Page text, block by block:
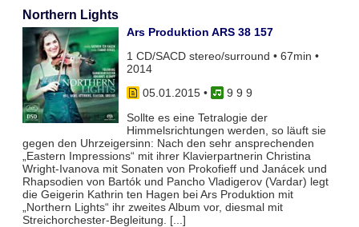
Northern Lights
Ars Produktion ARS 38 157
1 CD/SACD stereo/surround • 67min •
2014
05.01.2015•
9 9 9
Sollte es eine Tetralogie der
Himmelsrichtungen werden, so läuft sie
gegen den Uhrzeigersinn: Nach den sehr ansprechenden
„Eastern Impressions“ mit ihrer Klavierpartnerin Christina
Wright-Ivanova mit Sonaten von Prokofieff und Janácek und
Rhapsodien von Bartók und Pancho Vladigerov (Vardar) legt
die Geigerin Kathrin ten Hagen bei Ars Produktion mit
„Northern Lights“ ihr zweites Album vor, diesmal mit
Streichorchester-Begleitung. [...]